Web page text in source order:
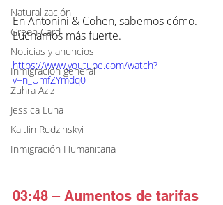
Naturalización
Green Card
Noticias y anuncios
Inmigración general
Zuhra Aziz
Jessica Luna
Kaitlin Rudzinskyi
Inmigración Humanitaria
En Antonini & Cohen, sabemos cómo.
Luchamos más fuerte.
https://www.youtube.com/watch?
v=n_UmfZYmdq0
03:48 – Aumentos de tarifas